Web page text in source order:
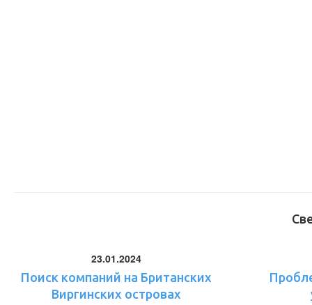
23.01.2024
Поиск компаний на Британских
Виргинских островах